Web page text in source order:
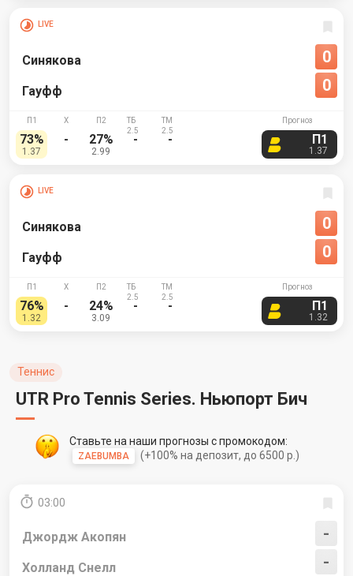
LIVE
Синякова
0
0
Гауфф
73%
1.37
- 27%
2.99
- - П1
1.37
LIVE
Синякова
0
0
Гауфф
76%
1.32
- 24%
3.09
- - П1
1.32
Теннис
UTR Pro Tennis Series. Ньюпорт Бич
Ставьте на наши прогнозы с промокодом:
ZAEBUMBA (+100% на депозит, до 6500 р.)
03:00
Джордж Акопян
-
-
Холланд Снелл